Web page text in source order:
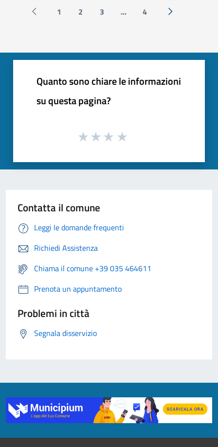
Pagina precedente
1 2 3 ... 4 Successiva »
Quanto sono chiare le informazioni
su questa pagina?
Contatta il comune
Leggi le domande frequenti
Richiedi Assistenza
Chiama il comune +39 035 464611
Prenota un appuntamento
Problemi in città
Segnala disservizio